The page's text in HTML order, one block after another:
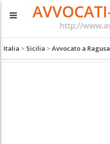
Italia > Sicilia >Avvocato a Ragusa